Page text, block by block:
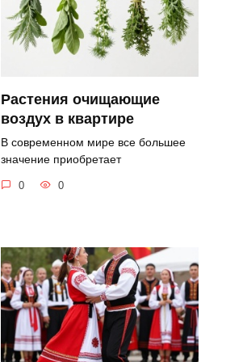
Растения очищающие
воздух в квартире
В современном мире все большее
значение приобретает
0 0